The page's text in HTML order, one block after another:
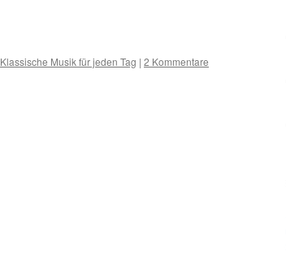
Klassische Musik für jeden Tag | 2 Kommentare